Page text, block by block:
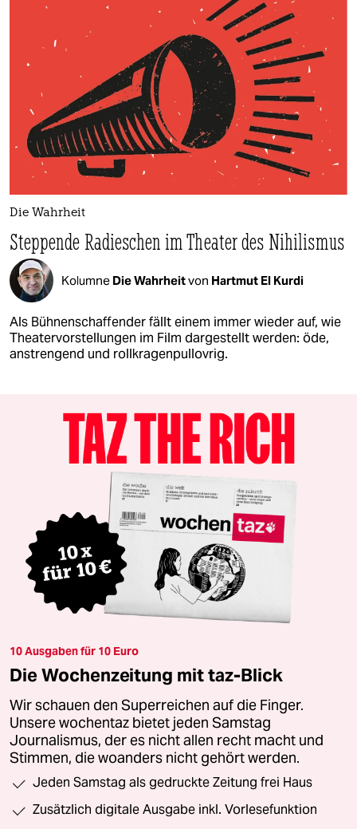
Die Wahrheit
Steppende Radieschen im Theater des Nihilismus
Kolumne Die Wahrheitvon Hartmut El Kurdi
Als Bühnenschaffender fällt einem immer wieder auf, wie
Theatervorstellungen im Film dargestellt werden: öde,
anstrengend und rollkragenpullovrig.
10 Ausgaben für 10 Euro
Die Wochenzeitung mit taz-Blick
Wir schauen den Superreichen auf die Finger.
Unsere wochentaz bietet jeden Samstag
Journalismus, der es nicht allen recht macht und
Stimmen, die woanders nicht gehört werden.
Jeden Samstag als gedruckte Zeitung frei Haus
Zusätzlich digitale Ausgabe inkl. Vorlesefunktion